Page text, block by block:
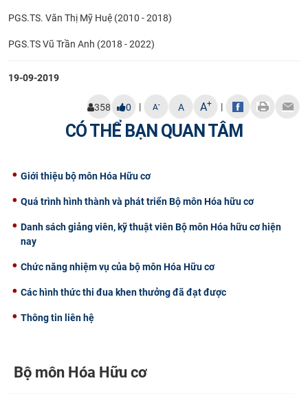
PGS.TS. Văn Thị Mỹ Huệ (2010 - 2018)
PGS.TS Vũ Trần Anh (2018 - 2022)
19-09-2019
358 0 | A- A A+ |
CÓ THỂ BẠN QUAN TÂM
Giới thiệu bộ môn Hóa Hữu cơ
Quá trình hình thành và phát triển Bộ môn Hóa hữu cơ
Danh sách giảng viên, kỹ thuật viên Bộ môn Hóa hữu cơ hiện
nay
Chức năng nhiệm vụ của bộ môn Hóa Hữu cơ
Các hình thức thi đua khen thưởng đã đạt được
​Thông tin liên hệ
Bộ môn Hóa Hữu cơ